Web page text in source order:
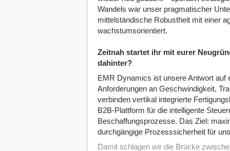
Wandels war unser pragmatischer
mittelständische Robustheit mit einer
wachstumsorientiert.
Zeitnah startet ihr mit eurer
dahinter?
EMR Dynamics ist unsere Antwort
Anforderungen an Geschwindigkeit,
verbinden vertikal integrierte
B2B-Plattform für die intelligente
Beschaffungsprozesse. Das Ziel:
durchgängige Prozesssicherheit für
Damit schlagen wir die Brücke